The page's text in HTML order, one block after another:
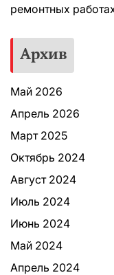
ремонтных
Архив
Май 2026
Апрель 2026
Март 2025
Октябрь 2024
Август 2024
Июль 2024
Июнь 2024
Май 2024
Апрель 2024